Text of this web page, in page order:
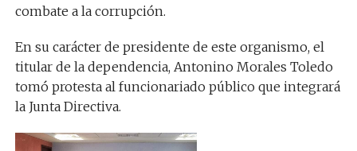
combate a la corrupción.
En su carácter de presidente de este organismo, el
titular de la dependencia, Antonino Morales Toledo
tomó protesta al funcionariado público que integrará
la Junta Directiva.